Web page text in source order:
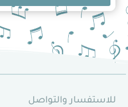
والتواصل